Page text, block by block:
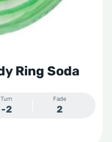
Ring Soda
Turn
-2
Fade
2